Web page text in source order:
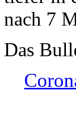
nach 7
Das